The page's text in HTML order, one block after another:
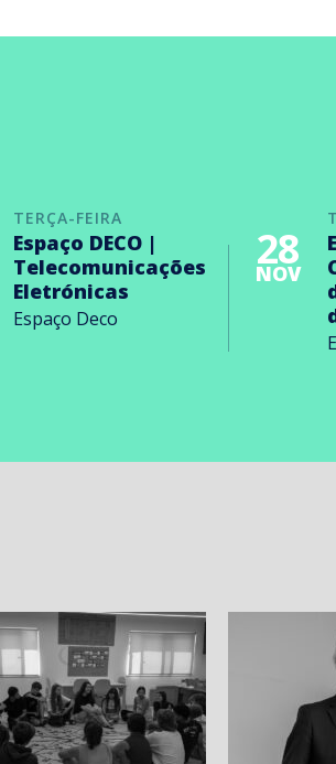
TERÇA-FEIRA
Espaço DECO |
Telecomunicações
Eletrónicas
Espaço Deco
28
NOV